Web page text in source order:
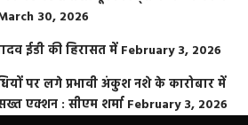
30, 2026
ईडी की हिरासत में February 3, 2026
पर लगे प्रभावी अंकुश नशे के कारोबार में
एक्शन : सीएम शर्मा February 3, 2026